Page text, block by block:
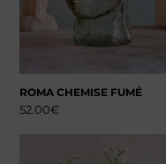
ROMA CHEMISE FUMÉ
52.00€